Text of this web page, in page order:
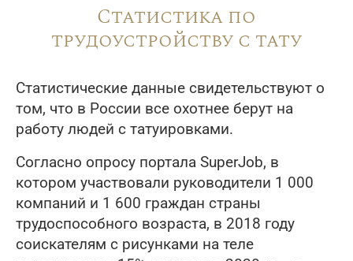
Статистика по
трудоустройству с тату
Статистические данные свидетельствуют о
том, что в России все охотнее берут на
работу людей с татуировками.
Согласно опросу портала SuperJob, в
котором участвовали руководители 1 000
компаний и 1 600 граждан страны
трудоспособного возраста, в 2018 году
соискателям с рисунками на теле